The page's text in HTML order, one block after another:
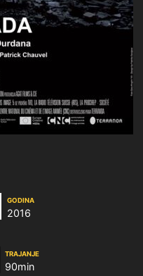
GODINA
2016
TRAJANJE
90min